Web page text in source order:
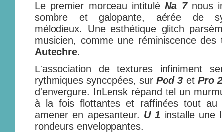
Le premier morceau intituléNa 7nous
sombre et galopante, aérée de
mélodieux. Une esthétique glitch
musicien, comme une réminiscence des
Autechre.
L'association de textures infiniment
rythmiques syncopées, sur Pod 3 et Pro 2
d'envergure. InLensk répand tel un
à la fois flottantes et raffinées tout
amener en apesanteur. U 1 installe une
rondeurs enveloppantes.